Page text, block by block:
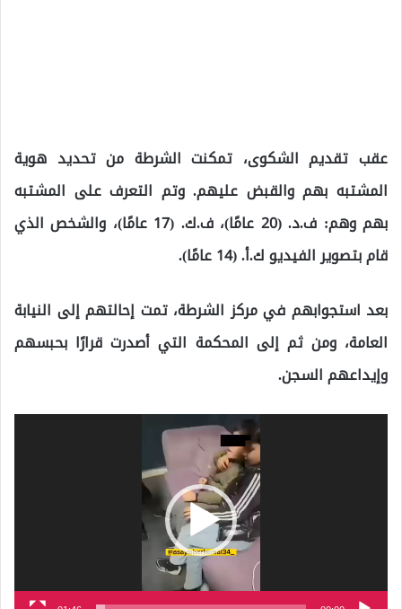
عقب تقديم الشكوى، تمكنت الشرطة من تحديد هوية
المشتبه بهم والقبض عليهم. وتم التعرف على المشتبه
بهم وهم: ف.د. (20 عامًا)، ف.ك. (17 عامًا)، والشخص الذي
قام بتصوير الفيديو ك.أ. (14 عامًا).
بعد استجوابهم في مركز الشرطة، تمت إحالتهم إلى النيابة
العامة، ومن ثم إلى المحكمة التي أصدرت قرارًا بحبسهم
وإيداعهم السجن.